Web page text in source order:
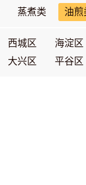
蒸煮类 油煎
西城区
海淀区
大兴区 平谷区